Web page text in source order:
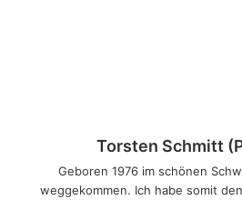
Torsten Schmitt
Geboren 1976 im schönen
weggekommen. Ich habe somit